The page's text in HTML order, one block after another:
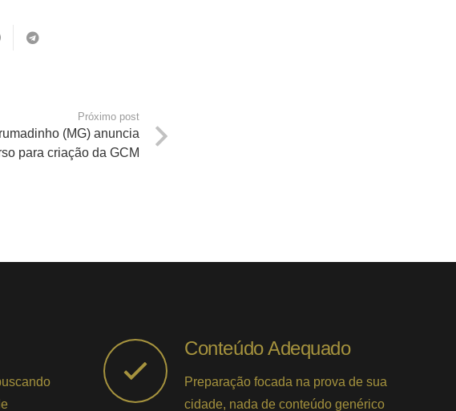
Próximo post
(MG) anuncia
para criação da GCM
Conteúdo Adequado
Preparação focada na prova de sua
cidade, nada de conteúdo genérico